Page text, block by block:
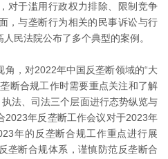
对于滥用行政权力排除、限制竞争
，与垄断行为相关的民事诉讼与行
民法院公布了多个典型的案例。
，对2022年中国反垄断领域的“大
断合规工作时需要重点关注和了解
法、司法三个层面进行态势纵览与
2023年反垄断工作会议对于2023年
年的反垄断合规工作重点进行展
垄断合规体系，谨慎防范反垄断合